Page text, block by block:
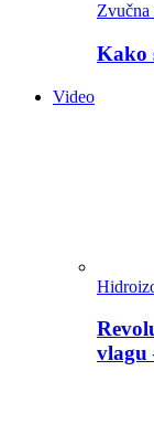
Zvučna
Kako
Video
vlagu